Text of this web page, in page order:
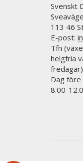
Svenskt
113 46
E-post:
Tfn
helgfria
fredagar)
Dag före
8.00-